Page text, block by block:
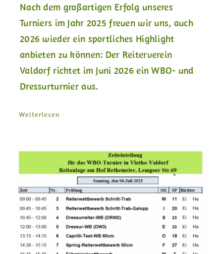
Nach dem großartigen Erfolg unseres
Turniers im Jahr 2025 freuen wir uns, auch
2026 wieder ein sportliches Highlight
anbieten zu können: Der Reiterverein
Valdorf richtet im Juni 2026 ein WBO- und
Dressurturnier aus.
Weiterlesen